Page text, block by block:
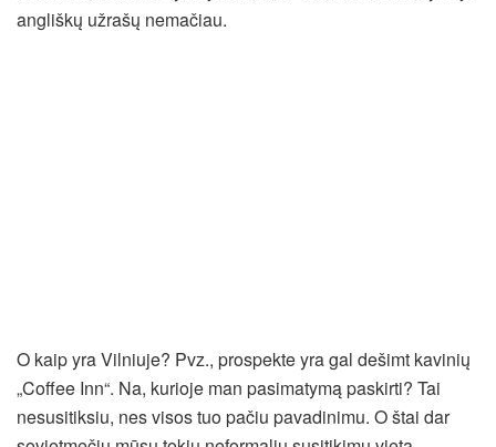
angliškų užrašų nemačiau.
O kaip yra Vilniuje? Pvz., prospekte yra gal dešimt kavinių
„Coffee Inn“. Na, kurioje man pasimatymą paskirti? Tai
nesusitiksiu, nes visos tuo pačiu pavadinimu. O štai dar